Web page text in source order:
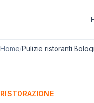
Home/Pulizie ristoranti
RISTORAZIONE